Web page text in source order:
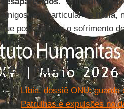
amigos, em particular de Itália,
que possa aliviar o sofrimento
ministro.
Leia mais
Líbia, dossiê ONU: guarda
Patrulhas e expulsões no